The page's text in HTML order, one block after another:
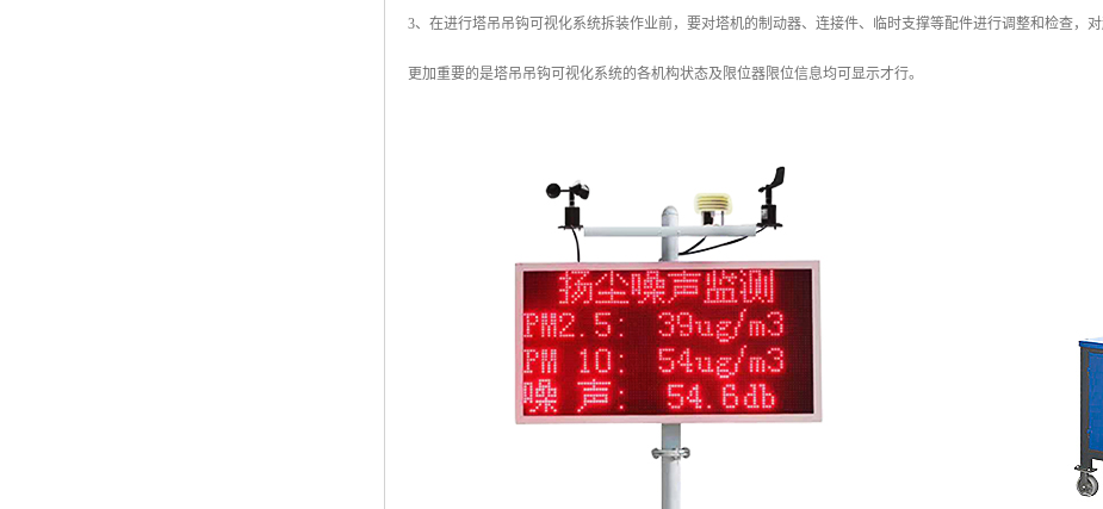
3、在进行塔吊吊钩可视化系统拆装作业前，要对塔机的制动器、连接件、临时支撑等配件进行调整和检查，
更加重要的是塔吊吊钩可视化系统的各机构状态及限位器限位信息均可显示才行。